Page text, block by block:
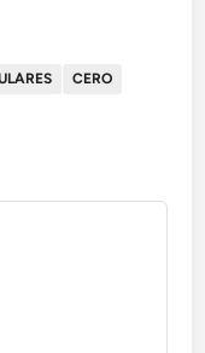
CERO